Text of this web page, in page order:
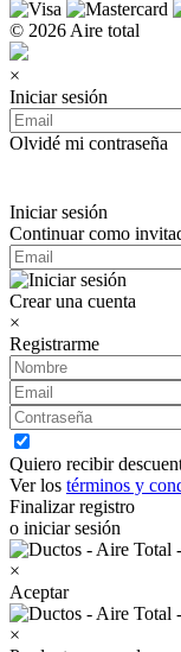
© 2026 Aire total
×
Iniciar sesión
Olvidé mi contraseña
Iniciar sesión
Continuar como
Crear una cuenta
×
Registrarme
Quiero recibir
Ver los términos y
Finalizar registro
o iniciar sesión
×
Aceptar
×